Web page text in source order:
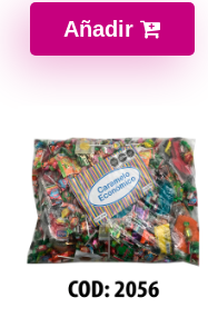
Añadir